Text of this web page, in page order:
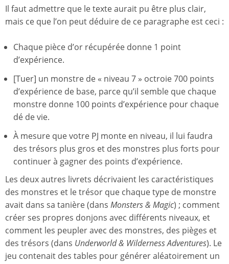
Il faut admettre que le texte aurait pu être plus clair,
mais ce que l’on peut déduire de ce paragraphe est ceci :
Chaque pièce d’or récupérée donne 1 point
d’expérience.
[Tuer] un monstre de « niveau 7 » octroie 700 points
d’expérience de base, parce qu’il semble que chaque
monstre donne 100 points d’expérience pour chaque
dé de vie.
À mesure que votre PJ monte en niveau, il lui faudra
des trésors plus gros et des monstres plus forts pour
continuer à gagner des points d’expérience.
Les deux autres livrets décrivaient les caractéristiques
des monstres et le trésor que chaque type de monstre
avait dans sa tanière (dans Monsters & Magic) ; comment
créer ses propres donjons avec différents niveaux, et
comment les peupler avec des monstres, des pièges et
des trésors (dans Underworld & Wilderness Adventures). Le
jeu contenait des tables pour générer aléatoirement un